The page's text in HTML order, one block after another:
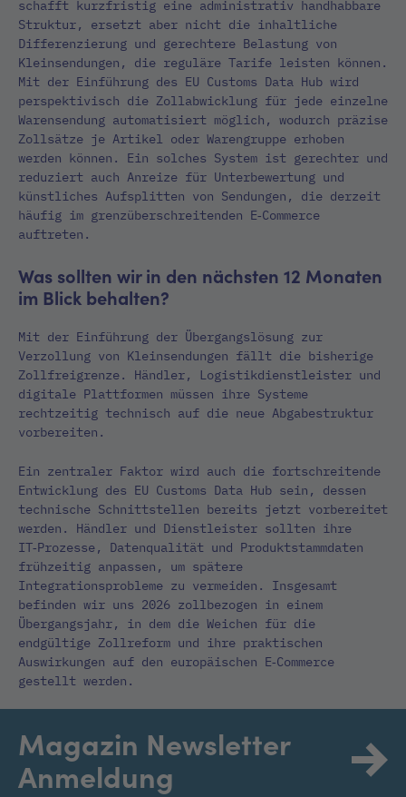
schafft kurzfristig eine administrativ handhabbare
Struktur, ersetzt aber nicht die inhaltliche
Differenzierung und gerechtere Belastung von
Kleinsendungen, die reguläre Tarife leisten können.
Mit der Einführung des EU Customs Data Hub wird
perspektivisch die Zollabwicklung für jede einzelne
Warensendung automatisiert möglich, wodurch präzise
Zollsätze je Artikel oder Warengruppe erhoben
werden können. Ein solches System ist gerechter und
reduziert auch Anreize für Unterbewertung und
künstliches Aufsplitten von Sendungen, die derzeit
häufig im grenzüberschreitenden E‑Commerce
auftreten.
Was sollten wir in den nächsten 12 Monaten
im Blick behalten?
Mit der Einführung der Übergangslösung zur
Verzollung von Kleinsendungen fällt die bisherige
Zollfreigrenze. Händler, Logistikdienstleister und
digitale Plattformen müssen ihre Systeme
rechtzeitig technisch auf die neue Abgabestruktur
vorbereiten.
Ein zentraler Faktor wird auch die fortschreitende
Entwicklung des EU Customs Data Hub sein, dessen
technische Schnittstellen bereits jetzt vorbereitet
werden. Händler und Dienstleister sollten ihre
IT‑Prozesse, Datenqualität und Produktstammdaten
frühzeitig anpassen, um spätere
Integrationsprobleme zu vermeiden. Insgesamt
befinden wir uns 2026 zollbezogen in einem
Übergangsjahr, in dem die Weichen für die
endgültige Zollreform und ihre praktischen
Auswirkungen auf den europäischen E‑Commerce
gestellt werden.
Magazin Newsletter
Anmeldung